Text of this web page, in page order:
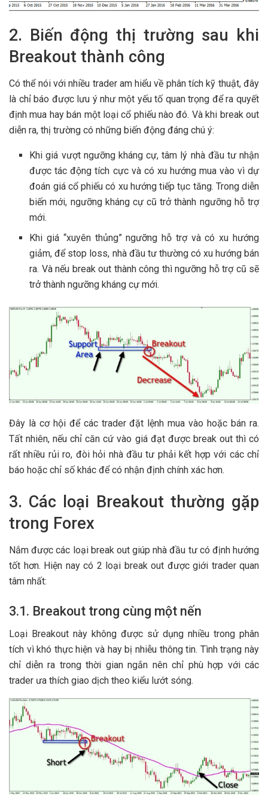
2. Biến động thị trường sau khi
Breakout thành công
Có thể nói với nhiều trader am hiểu về phân tích kỹ thuật, đây
là chỉ báo được lưu ý như một yếu tố quan trọng để ra quyết
định mua hay bán một loại cổ phiếu nào đó. Và khi break out
diễn ra, thị trường có những biến động đáng chú ý:
Khi giá vượt ngưỡng kháng cự, tâm lý nhà đầu tư nhận
được tác động tích cực và có xu hướng mua vào vì dự
đoán giá cổ phiếu có xu hướng tiếp tục tăng. Trong diễn
biến mới, ngưỡng kháng cự cũ trở thành ngưỡng hỗ trợ
mới.
Khi giá “xuyên thủng” ngưỡng hỗ trợ và có xu hướng
giảm, để stop loss, nhà đầu tư thường có xu hướng bán
ra. Và nếu break out thành công thì ngưỡng hỗ trợ cũ sẽ
trở thành ngưỡng kháng cự mới.
Đây là cơ hội để các trader đặt lệnh mua vào hoặc bán ra.
Tất nhiên, nếu chỉ căn cứ vào giá đạt được break out thì có
rất nhiều rủi ro, đòi hỏi nhà đầu tư phải kết hợp với các chỉ
báo hoặc chỉ số khác để có nhận định chính xác hơn.
3. Các loại Breakout thường gặp
trong Forex
Nắm được các loại break out giúp nhà đầu tư có định hướng
tốt hơn. Hiện nay có 2 loại break out được giới trader quan
tâm nhất:
3.1. Breakout trong cùng một nến
Loại Breakout này không được sử dụng nhiều trong phân
tích vì khó thực hiện và hay bị nhiễu thông tin. Tình trạng này
chỉ diễn ra trong thời gian ngắn nên chỉ phù hợp với các
trader ưa thích giao dịch theo kiểu lướt sóng.